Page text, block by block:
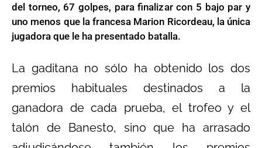
del torneo, 67 golpes, para finalizar con 5 bajo par y
uno menos que la francesa Marion Ricordeau, la única
jugadora que le ha presentado batalla.
La gaditana no sólo ha obtenido los dos
premios habituales destinados a la
ganadora de cada prueba, el trofeo y el
talón de Banesto, sino que ha arrasado